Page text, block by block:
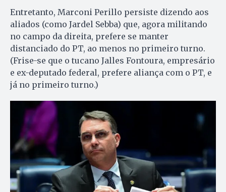
Entretanto, Marconi Perillo persiste dizendo aos
aliados (como Jardel Sebba) que, agora militando
no campo da direita, prefere se manter
distanciado do PT, ao menos no primeiro turno.
(Frise-se que o tucano Jalles Fontoura, empresário
e ex-deputado federal, prefere aliança com o PT, e
já no primeiro turno.)